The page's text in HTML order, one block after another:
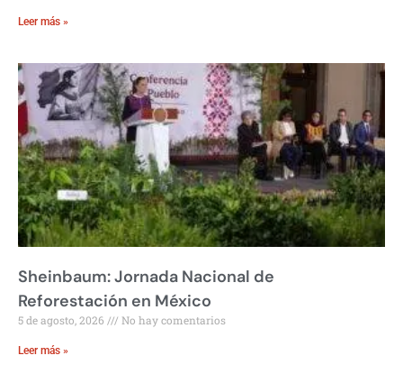
Leer más »
Sheinbaum: Jornada Nacional de
Reforestación en México
5 de agosto, 2026 No hay comentarios
Leer más »